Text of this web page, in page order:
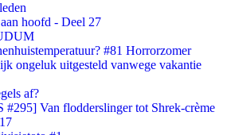
hoofd - Deel 27
#81 Horrorzomer
ongeluk uitgesteld vanwege vakantie
af?
Van flodderslinger tot Shrek-crème